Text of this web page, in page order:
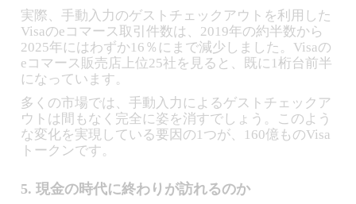
実際、手動入力のゲストチェックアウトを利用した
Visaのeコマース取引件数は、2019年の約半数から
2025年にはわずか16％にまで減少しました。Visaの
eコマース販売店上位25社を見ると、既に1桁台前半
になっています。
多くの市場では、手動入力によるゲストチェックア
ウトは間もなく完全に姿を消すでしょう。このよう
な変化を実現している要因の1つが、160億ものVisa
トークンです。
5. 現金の時代に終わりが訪れるのか